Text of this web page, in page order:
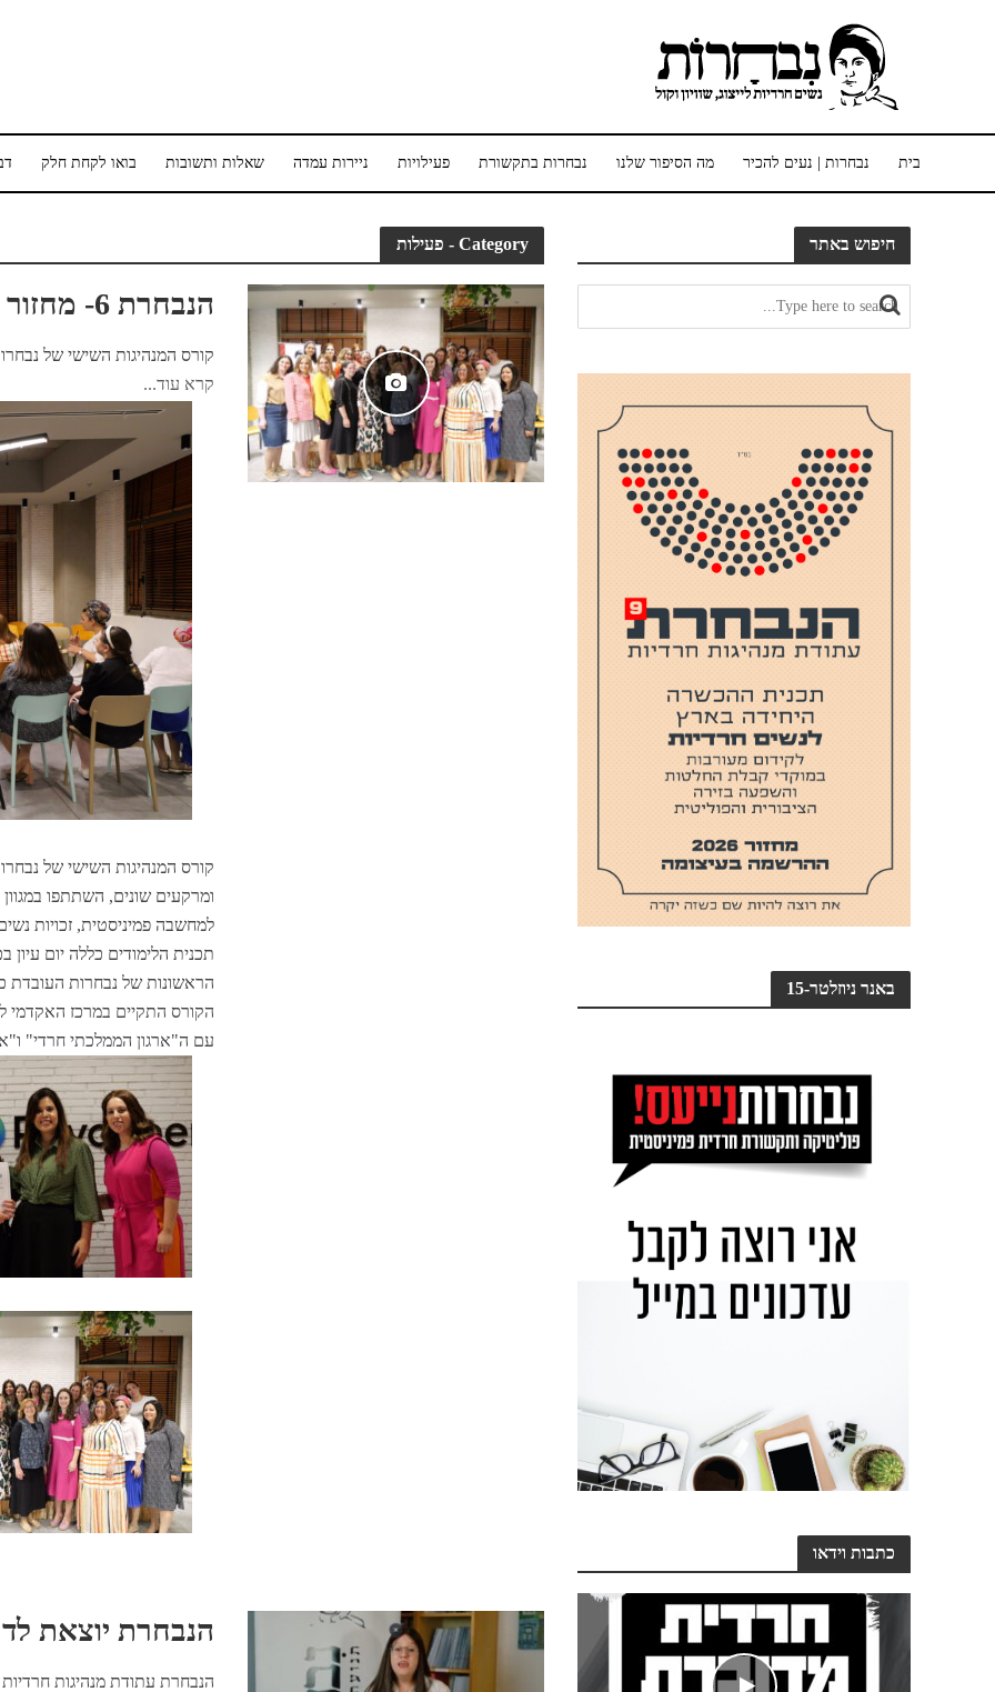
בית נבחרות | נעים להכיר מה הסיפור שלנו נבחרות בתקשורת פעילויות ניירות עמדה שאלות ותשובות בואו לקחת חלק
Category - פעילות
הנבחרת 6- מחזור נוסף הסתיים בהצלחה!
קורס המנהיגות השישי של
קרא עוד...
ומרקעים שונים, השתתפו
למחשבה פמיניסטית, זכויות
תכנית הלימודים כללה יום
הראשונות של נבחרות העובדת
הקורס התקיים במרכז האקדמי
עם ה"ארגון הממלכתי חרדי"
הנבחרת יוצאת
הנבחרת עתודת מנהיגות
חיפוש באתר
באנר ניוזלטר-15
כתבות וידאו